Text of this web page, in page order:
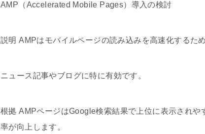
AMP（Accelerated Mobile Pages）導入の検討
説明 AMPはモバイルページの読み込みを高速化するた
ニュース記事やブログに特に有効です。
根拠 AMPページはGoogle検索結果で上位に表示され
率が向上します。